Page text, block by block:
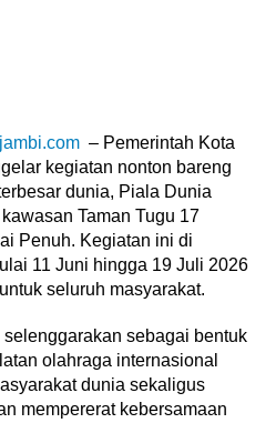
– Pemerintah Kota
kegiatan nonton bareng
dunia, Piala Dunia
Taman Tugu 17
Penuh. Kegiatan ini di
11 Juni hingga 19 Juli 2026
seluruh masyarakat.
sebagai bentuk
olahraga internasional
dunia sekaligus
mempererat kebersamaan